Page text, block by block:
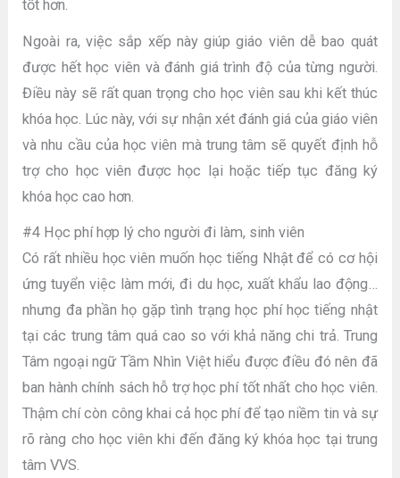
tốt hơn.
Ngoài ra, việc sắp xếp này giúp giáo viên dễ bao quát
được hết học viên và đánh giá trình độ của từng người.
Điều này sẽ rất quan trọng cho học viên sau khi kết thúc
khóa học. Lúc này, với sự nhận xét đánh giá của giáo viên
và nhu cầu của học viên mà trung tâm sẽ quyết định hỗ
trợ cho học viên được học lại hoặc tiếp tục đăng ký
khóa học cao hơn.
#4 Học phí hợp lý cho người đi làm, sinh viên
Có rất nhiều học viên muốn học tiếng Nhật để có cơ hội
ứng tuyển việc làm mới, đi du học, xuất khẩu lao động…
nhưng đa phần họ gặp tình trạng học phí học tiếng nhật
tại các trung tâm quá cao so với khả năng chi trả. Trung
Tâm ngoại ngữ Tầm Nhìn Việt hiểu được điều đó nên đã
ban hành chính sách hỗ trợ học phí tốt nhất cho học viên.
Thậm chí còn công khai cả học phí để tạo niềm tin và sự
rõ ràng cho học viên khi đến đăng ký khóa học tại trung
tâm VVS.